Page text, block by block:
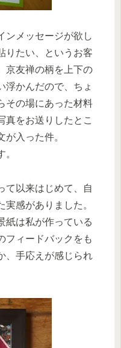
ンメッセージが欲し
りたい、というお客
京友禅の柄を上下の
浮かんだので、ちょ
その場にあった材料
真をお送りしたとこ
入った件。
て以来はじめて、自
感がありました。
紙は私が作っている
フィードバックをも
、手応えが感じられ